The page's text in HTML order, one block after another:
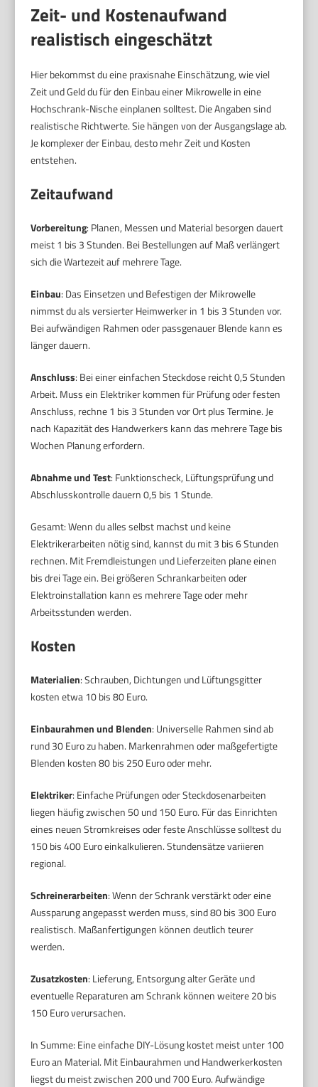
Zeit- und Kostenaufwand
realistisch eingeschätzt
Hier bekommst du eine praxisnahe Einschätzung, wie viel
Zeit und Geld du für den Einbau einer Mikrowelle in eine
Hochschrank-Nische einplanen solltest. Die Angaben sind
realistische Richtwerte. Sie hängen von der Ausgangslage ab.
Je komplexer der Einbau, desto mehr Zeit und Kosten
entstehen.
Zeitaufwand
Vorbereitung: Planen, Messen und Material besorgen dauert
meist 1 bis 3 Stunden. Bei Bestellungen auf Maß verlängert
sich die Wartezeit auf mehrere Tage.
Einbau: Das Einsetzen und Befestigen der Mikrowelle
nimmst du als versierter Heimwerker in 1 bis 3 Stunden vor.
Bei aufwändigen Rahmen oder passgenauer Blende kann es
länger dauern.
Anschluss: Bei einer einfachen Steckdose reicht 0,5 Stunden
Arbeit. Muss ein Elektriker kommen für Prüfung oder festen
Anschluss, rechne 1 bis 3 Stunden vor Ort plus Termine. Je
nach Kapazität des Handwerkers kann das mehrere Tage bis
Wochen Planung erfordern.
Abnahme und Test: Funktionscheck, Lüftungsprüfung und
Abschlusskontrolle dauern 0,5 bis 1 Stunde.
Gesamt: Wenn du alles selbst machst und keine
Elektrikerarbeiten nötig sind, kannst du mit 3 bis 6 Stunden
rechnen. Mit Fremdleistungen und Lieferzeiten plane einen
bis drei Tage ein. Bei größeren Schrankarbeiten oder
Elektroinstallation kann es mehrere Tage oder mehr
Arbeitsstunden werden.
Kosten
Materialien: Schrauben, Dichtungen und Lüftungsgitter
kosten etwa 10 bis 80 Euro.
Einbaurahmen und Blenden: Universelle Rahmen sind ab
rund 30 Euro zu haben. Markenrahmen oder maßgefertigte
Blenden kosten 80 bis 250 Euro oder mehr.
Elektriker: Einfache Prüfungen oder Steckdosenarbeiten
liegen häufig zwischen 50 und 150 Euro. Für das Einrichten
eines neuen Stromkreises oder feste Anschlüsse solltest du
150 bis 400 Euro einkalkulieren. Stundensätze variieren
regional.
Schreinerarbeiten: Wenn der Schrank verstärkt oder eine
Aussparung angepasst werden muss, sind 80 bis 300 Euro
realistisch. Maßanfertigungen können deutlich teurer
werden.
Zusatzkosten: Lieferung, Entsorgung alter Geräte und
eventuelle Reparaturen am Schrank können weitere 20 bis
150 Euro verursachen.
In Summe: Eine einfache DIY-Lösung kostet meist unter 100
Euro an Material. Mit Einbaurahmen und Handwerkerkosten
liegst du meist zwischen 200 und 700 Euro. Aufwändige